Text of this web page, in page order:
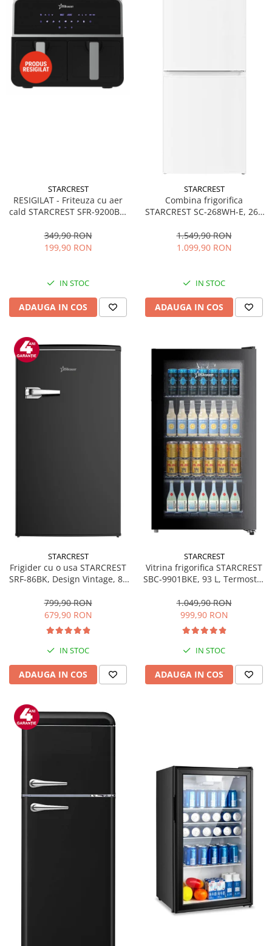
STARCREST
RESIGILAT - Friteuza cu aer
cald STARCREST SFR-9200BK,
Termostat 80 - 200 °C, 8
programe predefinite, Negru
349,90 RON
199,90 RON
IN STOC
ADAUGA IN COS
STARCREST
Combina frigorifica
STARCREST SC-268WH-E, 268
Termostat reglabil, Iluminare
LED, Picioare ajustabile, Usi
1.549,90 RON
1.099,90 RON
IN STOC
ADAUGA IN COS
STARCREST
Frigider cu o usa STARCREST
SRF-86BK, Design Vintage, 85
interioara, H 84 cm, Negru
799,90 RON
679,90 RON
IN STOC
ADAUGA IN COS
STARCREST
Vitrina frigorifica STARCREST
SBC-9901BKE, 93 L, Termostat
sticla, H 84.5 cm, Negru
1.049,90 RON
999,90 RON
IN STOC
ADAUGA IN COS